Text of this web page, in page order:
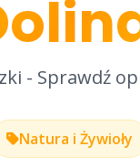
- Sprawdź
Natura i Żywioły